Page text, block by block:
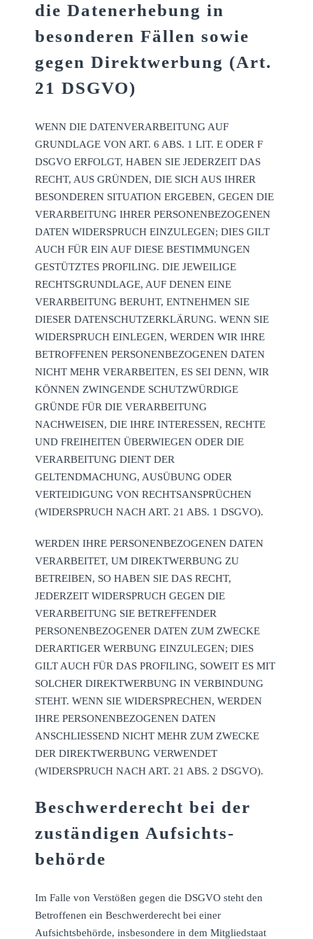
die Datenerhebung in
besonderen Fällen sowie
gegen Direktwerbung (Art.
21 DSGVO)
WENN DIE DATENVERARBEITUNG AUF
GRUNDLAGE VON ART. 6 ABS. 1 LIT. E ODER F
DSGVO ERFOLGT, HABEN SIE JEDERZEIT DAS
RECHT, AUS GRÜNDEN, DIE SICH AUS IHRER
BESONDEREN SITUATION ERGEBEN, GEGEN DIE
VERARBEITUNG IHRER PERSONENBEZOGENEN
DATEN WIDERSPRUCH EINZULEGEN; DIES GILT
AUCH FÜR EIN AUF DIESE BESTIMMUNGEN
GESTÜTZTES PROFILING. DIE JEWEILIGE
RECHTSGRUNDLAGE, AUF DENEN EINE
VERARBEITUNG BERUHT, ENTNEHMEN SIE
DIESER DATENSCHUTZERKLÄRUNG. WENN SIE
WIDERSPRUCH EINLEGEN, WERDEN WIR IHRE
BETROFFENEN PERSONENBEZOGENEN DATEN
NICHT MEHR VERARBEITEN, ES SEI DENN, WIR
KÖNNEN ZWINGENDE SCHUTZWÜRDIGE
GRÜNDE FÜR DIE VERARBEITUNG
NACHWEISEN, DIE IHRE INTERESSEN, RECHTE
UND FREIHEITEN ÜBERWIEGEN ODER DIE
VERARBEITUNG DIENT DER
GELTENDMACHUNG, AUSÜBUNG ODER
VERTEIDIGUNG VON RECHTSANSPRÜCHEN
(WIDERSPRUCH NACH ART. 21 ABS. 1 DSGVO).
WERDEN IHRE PERSONENBEZOGENEN DATEN
VERARBEITET, UM DIREKTWERBUNG ZU
BETREIBEN, SO HABEN SIE DAS RECHT,
JEDERZEIT WIDERSPRUCH GEGEN DIE
VERARBEITUNG SIE BETREFFENDER
PERSONENBEZOGENER DATEN ZUM ZWECKE
DERARTIGER WERBUNG EINZULEGEN; DIES
GILT AUCH FÜR DAS PROFILING, SOWEIT ES MIT
SOLCHER DIREKTWERBUNG IN VERBINDUNG
STEHT. WENN SIE WIDERSPRECHEN, WERDEN
IHRE PERSONENBEZOGENEN DATEN
ANSCHLIESSEND NICHT MEHR ZUM ZWECKE
DER DIREKTWERBUNG VERWENDET
(WIDERSPRUCH NACH ART. 21 ABS. 2 DSGVO).
Beschwerde­recht bei der
zuständigen Aufsichts­
behörde
Im Falle von Verstößen gegen die DSGVO steht den
Betroffenen ein Beschwerderecht bei einer
Aufsichtsbehörde, insbesondere in dem Mitgliedstaat